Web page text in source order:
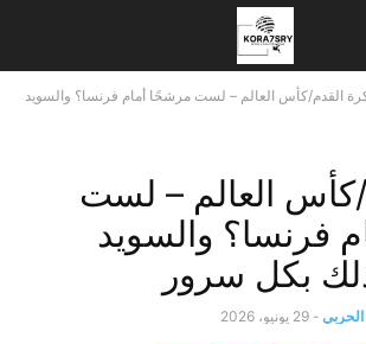
القدم/كأس العالم – لست مرشحًا أمام فرنسا؟ والسويد
كأس العالم – لست
فرنسا؟ والسويد
بكل سرور
الحربي - 29 يونيو، 2026